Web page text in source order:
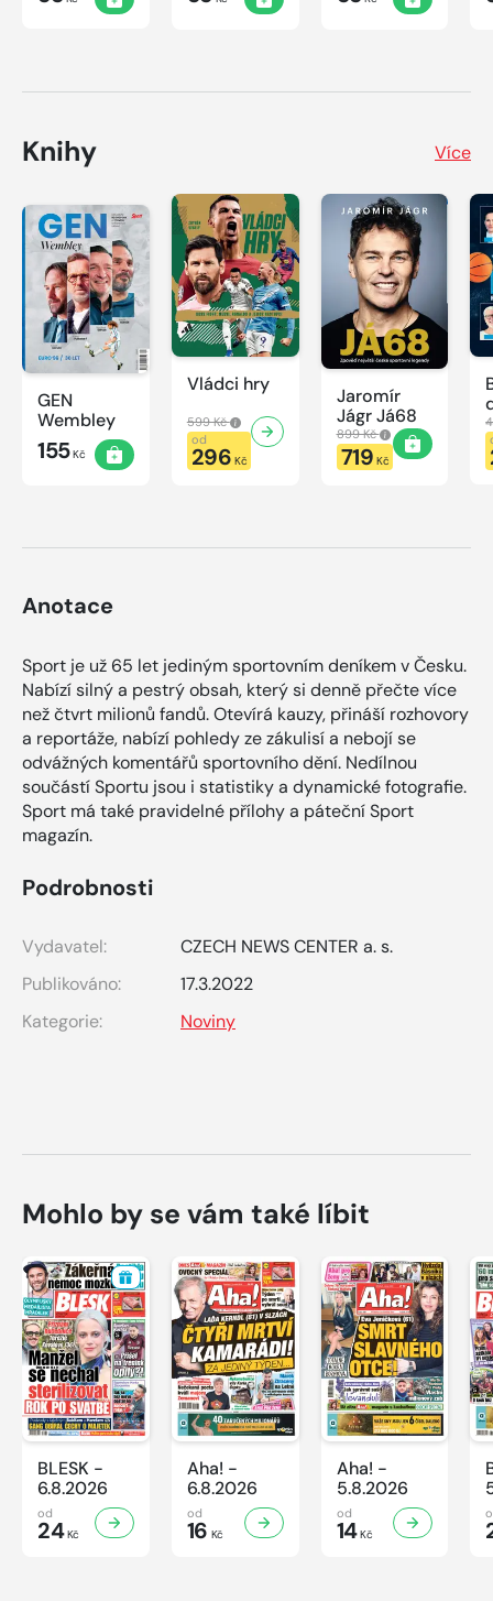
Knihy Více
GEN
Wembley
155Kč
Vládci hry
599 Kč
od
296 Kč
Jaromír
Jágr Já68
899 Kč
719 Kč
Anotace
Sport je už 65 let jediným sportovním deníkem v Česku.
Nabízí silný a pestrý obsah, který si denně přečte více
než čtvrt milionů fandů. Otevírá kauzy, přináší rozhovory
a reportáže, nabízí pohledy ze zákulisí a nebojí se
odvážných komentářů sportovního dění. Nedílnou
součástí Sportu jsou i statistiky a dynamické fotografie.
Sport má také pravidelné přílohy a páteční Sport
magazín.
Podrobnosti
Vydavatel:
CZECH NEWS CENTER a. s.
Publikováno:
17.3.2022
Kategorie:
Noviny
Mohlo by se vám také líbit
BLESK -
6.8.2026
od
24Kč
Aha! -
6.8.2026
od
16 Kč
Aha! -
5.8.2026
od
14Kč